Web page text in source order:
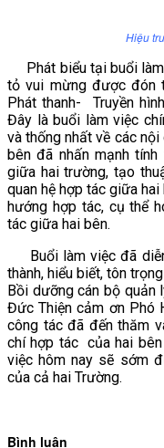
Hiệu trưởng Đinh
Phát biểu tại buổi làm
tỏ vui mừng được đón
Phát thanh- Truyền
Đây là buổi làm việc
và thống nhất về các
bên đã nhấn mạnh
giữa hai trường, tạo
quan hệ hợp tác giữa
hướng hợp tác, cụ thể
tác giữa hai bên.
Buổi làm việc đã
thành, hiểu biết, tôn
Bồi dưỡng cán bộ quản
Đức Thiện cảm ơn Phó
công tác đã đến thăm
chí hợp tác của hai
việc hôm nay sẽ sớm
của cả hai Trường.
Bình luận